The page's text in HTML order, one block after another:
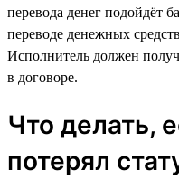
перевода денег подойдёт
переводе денежных
Исполнитель должен
в договоре.
Что делать,
потерял